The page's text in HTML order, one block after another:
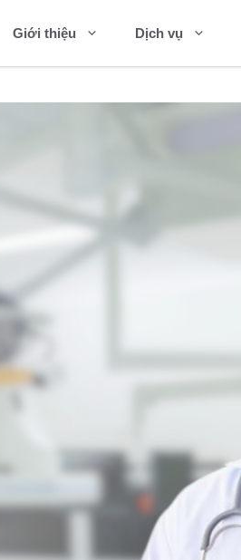
Giới thiệu Dịch vụ